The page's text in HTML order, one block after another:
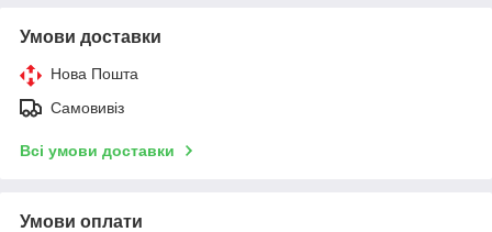
Умови доставки
Нова Пошта
Самовивіз
Всі умови доставки
Умови оплати